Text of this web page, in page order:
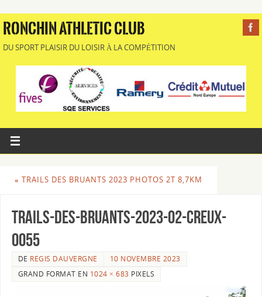
RONCHIN ATHLETIC CLUB
DU SPORT PLAISIR DU LOISIR À LA COMPÉTITION
« TRAILS DES BRUANTS 2023 PHOTOS 2T 8,7KM
Trails-des-Bruants-2023-02-Creux-
0055
DE REGIS DAUVERGNE
10 NOVEMBRE 2023
GRAND FORMAT EN 1024 × 683 PIXELS